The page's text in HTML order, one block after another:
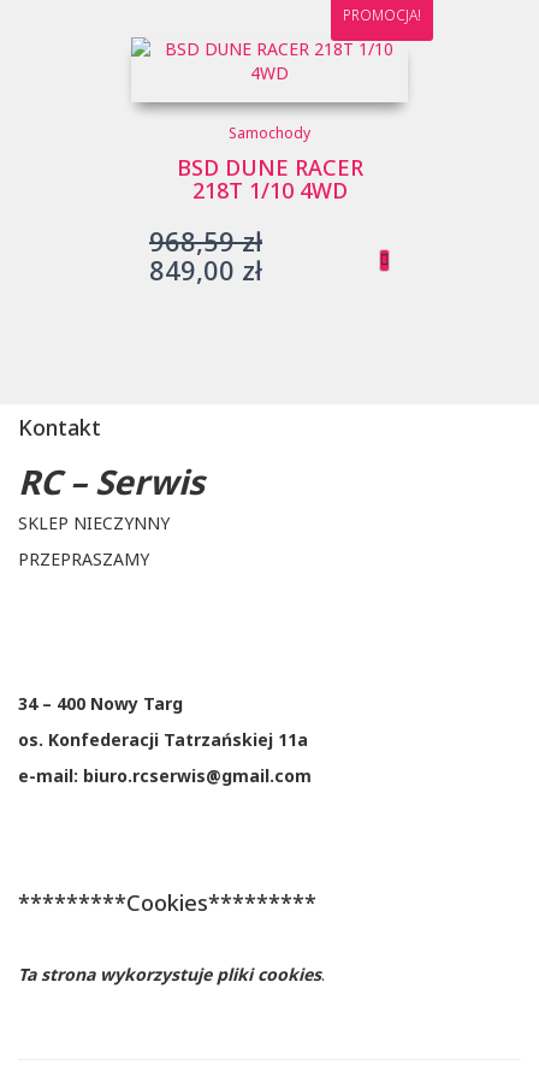
PROMOCJA!
Samochody
BSD DUNE RACER
218T 1/10 4WD
968,59złPierwotna
cena
849,00 złAktualna
Kontakt
RC – Serwis
SKLEP NIECZYNNY
PRZEPRASZAMY
34 – 400 Nowy Targ
os. Konfederacji Tatrzańskiej 11a
e-mail: biuro.rcserwis@gmail.com
*********Cookies*********
Ta strona wykorzystuje pliki cookies.